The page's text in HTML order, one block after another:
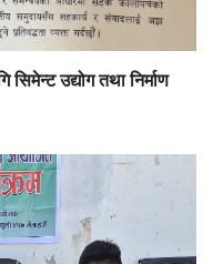
उद्योग तथा निर्माण